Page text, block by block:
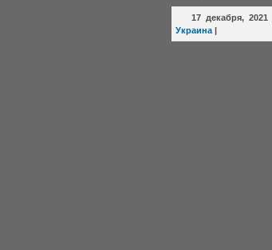
17 декабря, 2021
Украина|